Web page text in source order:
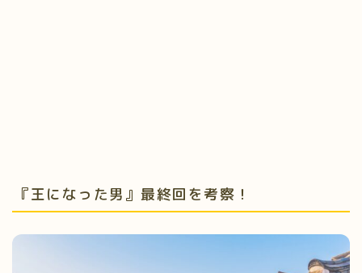
『王になった男』最終回を考察！